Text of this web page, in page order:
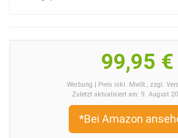
99,95 €
Werbung | Preis inkl. MwSt., zzgl.
Zuletzt aktualisiert am: 9. August
*Bei Amazon